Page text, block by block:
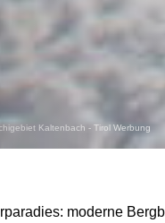
Kaltenbach - Tirol Werbung
moderne